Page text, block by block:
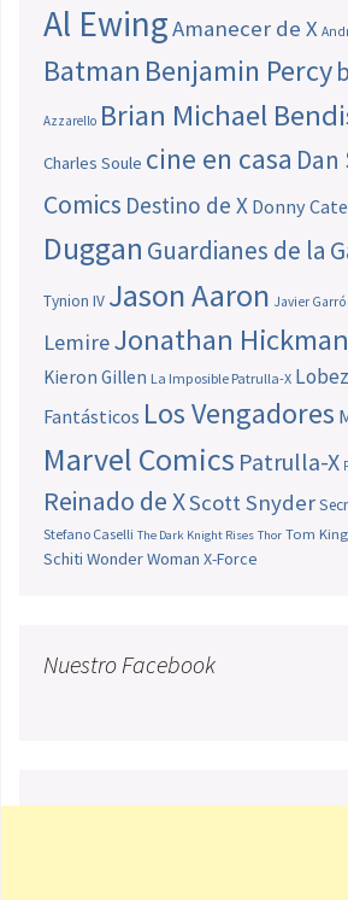
Al EwingAmanecer de X
Batman Benjamin Percy
Azzarello Brian Michael
Charles Soule cine en casa
Comics Destino de X Donny
Duggan Guardianes de la
Tynion IV Jason Aaron Javier
LemireJonathan Hickman
Kieron Gillen La Imposible Patrulla-X
Fantásticos Los Vengadores
Marvel Comics Patrulla-X
Reinado de XScott Snyder
Stefano Caselli The Dark Knight Rises Thor Tom King
Schiti Wonder Woman X-Force
Nuestro Facebook